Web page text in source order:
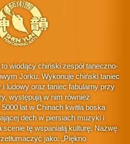
wiodący chiński zespół taneczno-
Jorku. Wykonuje chiński taniec
ludowy oraz taniec fabularny przy
występują w nim również
lat w Chinach kwitła boska
dech w piersiach muzyki i
tę wspaniałą kulturę. Nazwę
jako: „Piękno